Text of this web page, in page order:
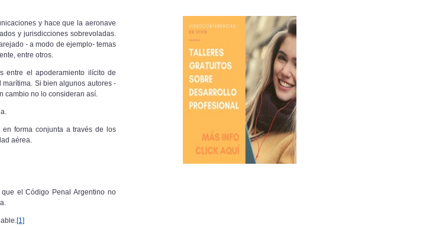
y hace que la aeronave
y jurisdicciones sobrevoladas.
- a modo de ejemplo- temas
entre otros.
entre el apoderamiento ilícito de
Si bien algunos autores -
cambio no lo consideran así.
forma conjunta a través de los
aérea.
el Código Penal Argentino no
[1]